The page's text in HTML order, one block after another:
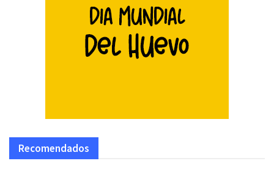
Recomendados